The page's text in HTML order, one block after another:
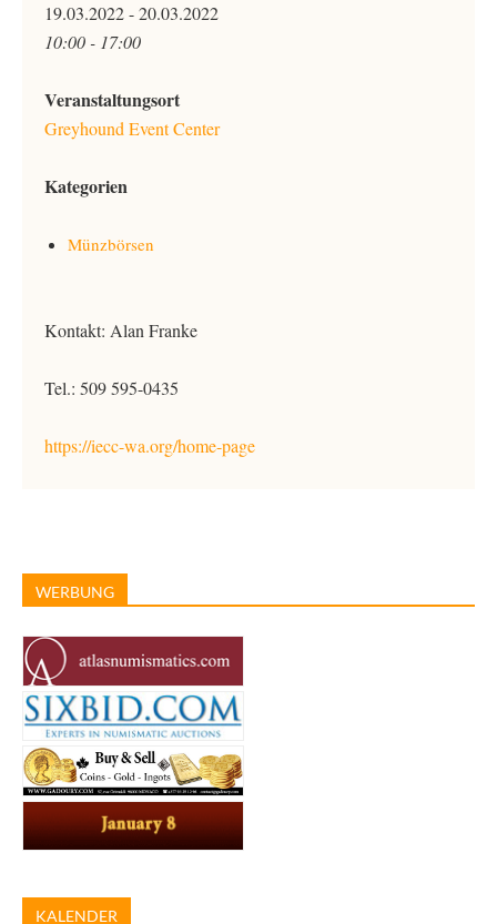
19.03.2022 - 20.03.2022
10:00 - 17:00
Veranstaltungsort
Greyhound Event Center
Kategorien
Münzbörsen
Kontakt: Alan Franke
Tel.: 509 595-0435
https://iecc-wa.org/home-page
WERBUNG
KALENDER